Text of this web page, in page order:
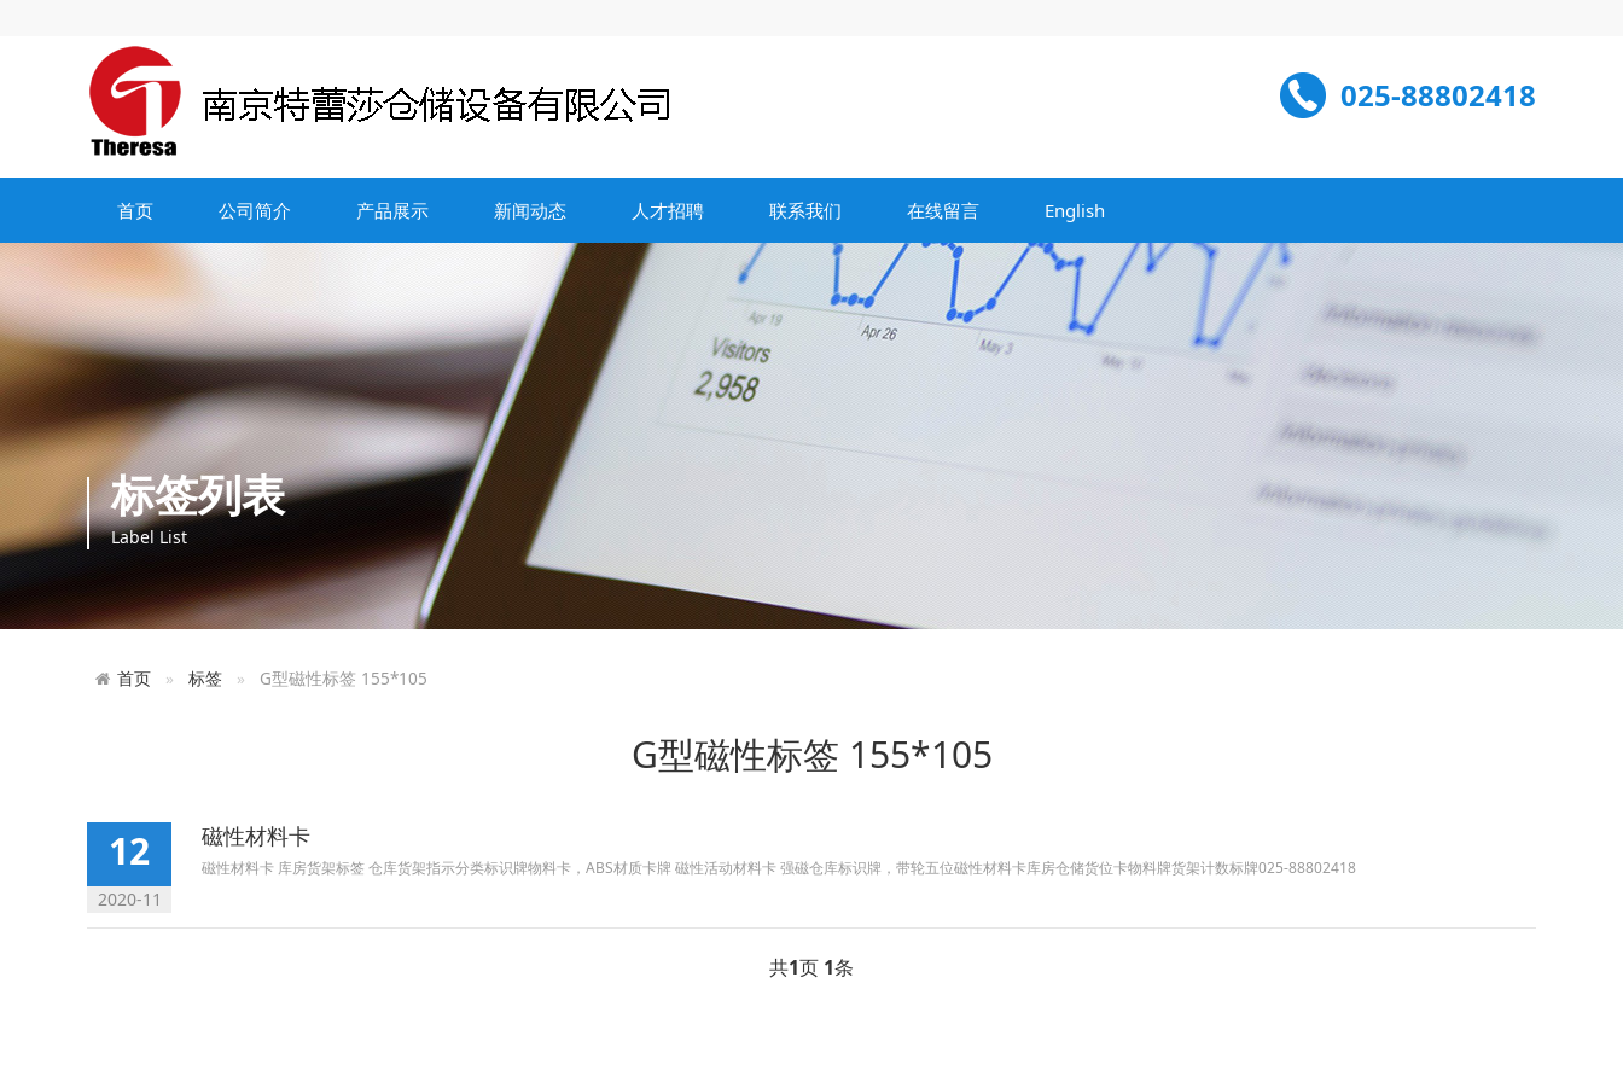
025-88802418
首页 公司简介 产品展示 新闻动态 人才招聘 联系我们 在线留言 English
标签列表
Label List
首页 标签 G型磁性标签 155*105
G型磁性标签 155*105
12
2020-11
磁性材料卡
磁性材料卡 库房货架标签 仓库货架指示分类标识牌物料卡，ABS材质卡牌 磁性活动材料卡 强磁仓库标识牌，带轮五位磁性材料卡库房仓储货位卡物料牌货架计数标牌025-88802418
共1页 1条